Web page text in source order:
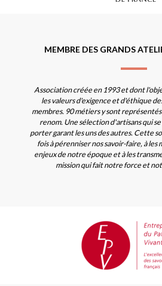
MEMBRE DES GRANDS
Association créée en 1993 et dont
les valeurs d'exigence et d'éthique
membres. 90 métiers y sont
renom. Une sélection d'artisans qui
porter garant les uns des autres. Cette
fois à pérenniser nos savoir-faire, à
enjeux de notre époque et à les
mission qui fait notre force et